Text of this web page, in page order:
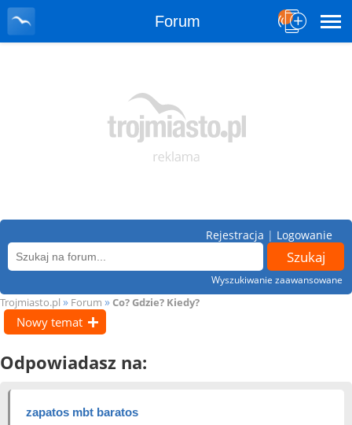
Forum
Wyszukiwanie zaawansowane
Rejestracja | Logowanie
Trojmiasto.pl » Forum » Co? Gdzie? Kiedy?
Nowy temat
Odpowiadasz na:
zapatos mbt baratos